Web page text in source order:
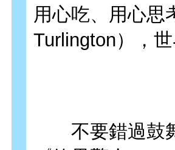
用心吃、用心思
Turlington），
不要錯過鼓舞